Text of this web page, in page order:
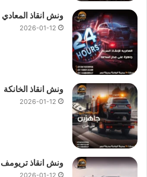
ونش انقاذ المعادي
2026-01-12
ونش انقاذ الخانكة
2026-01-12
ونش انقاذ تريومف
2026-01-12